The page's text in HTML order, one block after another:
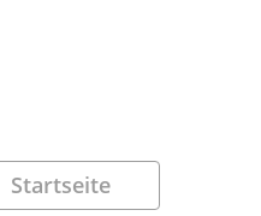
Startseite